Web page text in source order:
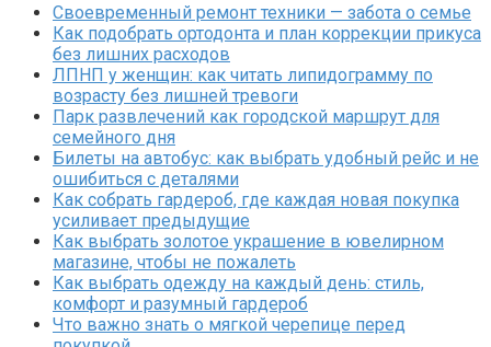
Своевременный ремонт техники — забота о семье
Как подобрать ортодонта и план коррекции прикуса
без лишних расходов
ЛПНП у женщин: как читать липидограмму по
возрасту без лишней тревоги
Парк развлечений как городской маршрут для
семейного дня
Билеты на автобус: как выбрать удобный рейс и не
ошибиться с деталями
Как собрать гардероб, где каждая новая покупка
усиливает предыдущие
Как выбрать золотое украшение в ювелирном
магазине, чтобы не пожалеть
Как выбрать одежду на каждый день: стиль,
комфорт и разумный гардероб
Что важно знать о мягкой черепице перед